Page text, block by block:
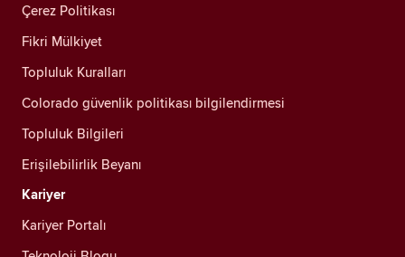
Çerez Politikası
Fikri Mülkiyet
Topluluk Kuralları
Colorado güvenlik politikası bilgilendirmesi
Topluluk Bilgileri
Erişilebilirlik Beyanı
Kariyer
Kariyer Portalı